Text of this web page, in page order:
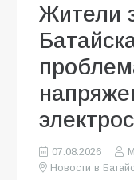
Жители
07.08.2026
Новости в